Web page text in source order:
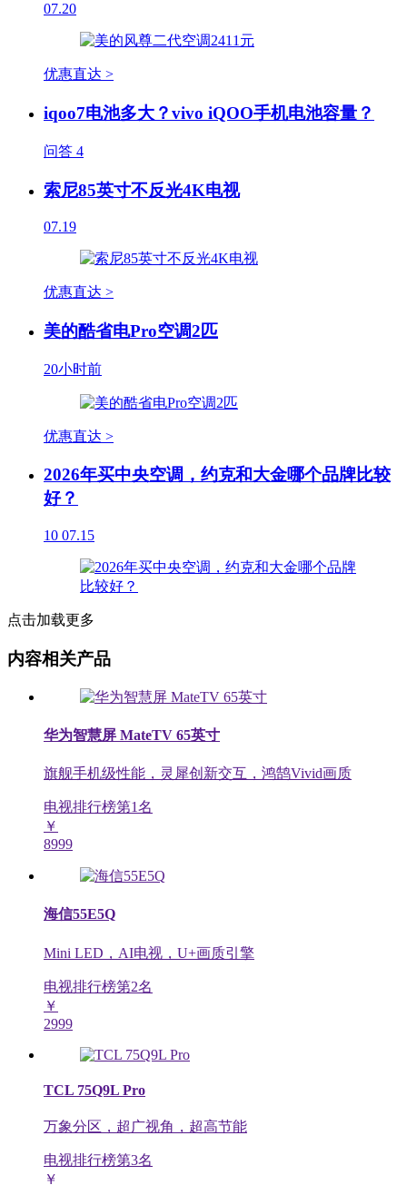
07.20
优惠直达 >
iqoo7电池多大？vivo iQOO手机电池容量？
问答 4
索尼85英寸不反光4K电视
07.19
优惠直达 >
美的酷省电Pro空调2匹
20小时前
优惠直达 >
2026年买中央空调，约克和大金哪个品牌比较
好？
10 07.15
点击加载更多
内容相关产品
华为智慧屏 MateTV 65英寸
旗舰手机级性能，灵犀创新交互，鸿鹄Vivid画质
电视排行榜第1名
￥
8999
海信55E5Q
Mini LED，AI电视，U+画质引擎
电视排行榜第2名
￥
2999
TCL 75Q9L Pro
万象分区，超广视角，超高节能
电视排行榜第3名
￥